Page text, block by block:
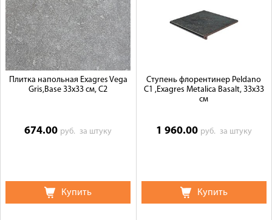
Плитка напольная Exagres Vega
Gris,Base 33x33 см, C2
674.00 руб.за штуку
Купить
Ступень флорентинер Peldano
C1 ,Exagres Metalica Basalt, 33x33
см
1 960.00 руб. за штуку
Купить